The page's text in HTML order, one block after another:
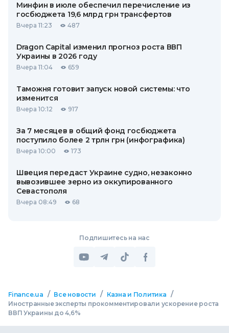
Минфин в июле обеспечил перечисление из
госбюджета 19,6 млрд грн трансфертов
Вчера 11:23 487
Dragon Capital изменил прогноз роста ВВП
Украины в 2026 году
Вчера 11:04 659
Таможня готовит запуск новой системы: что
изменится
Вчера 10:12 917
За 7 месяцев в общий фонд госбюджета
поступило более 2 трлн грн (инфографика)
Вчера 10:00 173
Швеция передаст Украине судно, незаконно
вывозившее зерно из оккупированного
Севастополя
Вчера 08:49 68
Подпишитесь на нас
Finance.ua / Все новости / Казна и Политика /
Иностранные эксперты прокомментировали ускорение роста
ВВП Украины до 4,6%